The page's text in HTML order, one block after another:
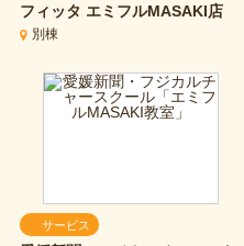
フィッタ エミフルMASAKI店
別棟
サービス